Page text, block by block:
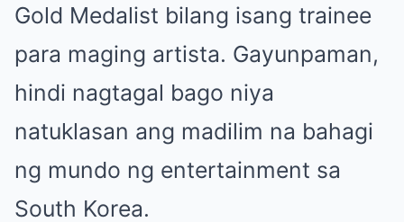
Gold Medalist bilang isang trainee
para maging artista. Gayunpaman,
hindi nagtagal bago niya
natuklasan ang madilim na bahagi
ng mundo ng entertainment sa
South Korea.